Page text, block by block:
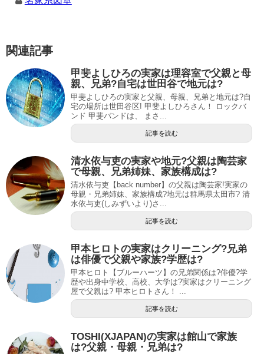
関連記事
甲斐よしひろの実家は理容室で父親と母
親、兄弟?自宅は世田谷で地元は?
甲斐よしひろの実家と父親、母親、兄弟と地元は?自
宅の場所は世田谷区! 甲斐よしひろさん！ ロックバ
ンド 甲斐バンドは、 まさ...
記事を読む
清水依与吏の実家や地元?父親は陶芸家
で母親、兄弟姉妹、家族構成は?
清水依与吏【back number】の父親は陶芸家!実家の
母親・兄弟姉妹、家族構成?地元は群馬県太田市? 清
水依与吏(しみずいより)さ...
記事を読む
甲本ヒロトの実家はクリーニング?兄弟
は俳優で父親や家族?学歴は?
甲本ヒロト【ブルーハーツ】の兄弟関係は?俳優?学
歴や出身中学校、高校、大学は?実家はクリーニング
屋で父親は? 甲本ヒロトさん！ ...
記事を読む
TOSHI(XJAPAN)の実家は館山で家族
は?父親・母親・兄弟は?